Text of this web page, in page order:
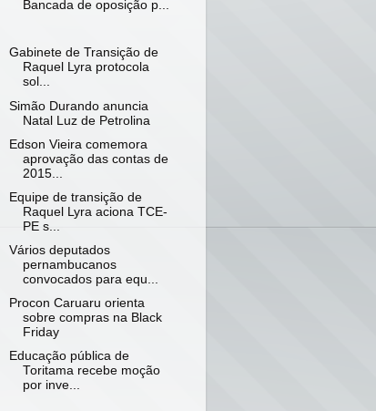
Bancada de oposição p...
Gabinete de Transição de
Raquel Lyra protocola
sol...
Simão Durando anuncia
Natal Luz de Petrolina
Edson Vieira comemora
aprovação das contas de
2015...
Equipe de transição de
Raquel Lyra aciona TCE-
PE s...
Vários deputados
pernambucanos
convocados para equ...
Procon Caruaru orienta
sobre compras na Black
Friday
Educação pública de
Toritama recebe moção
por inve...